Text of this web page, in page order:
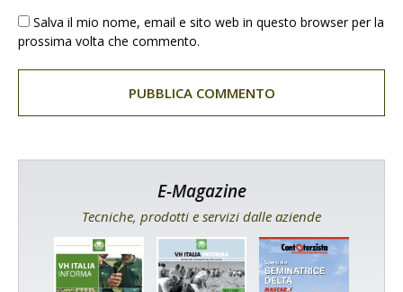
Salva il mio nome, email e sito web in questo browser per la
prossima volta che commento.
E-Magazine
Tecniche, prodotti e servizi dalle aziende